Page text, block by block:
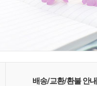
배송/교환/환불 안내